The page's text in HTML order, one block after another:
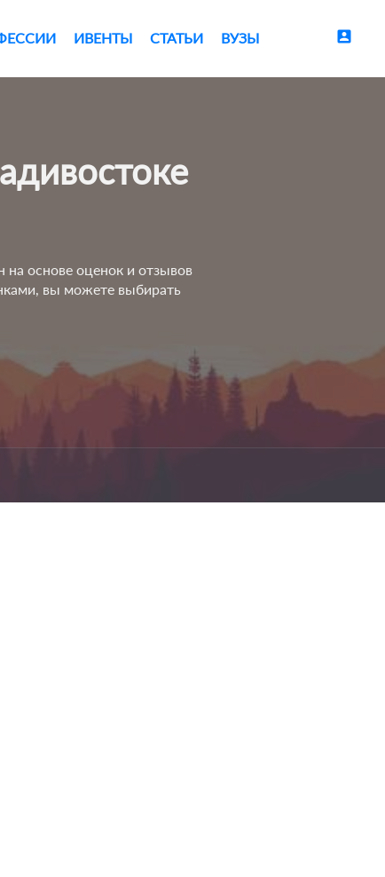
ИВЕНТЫ СТАТЬИ ВУЗЫ account_box
на основе оценок и отзывов
вы можете выбирать